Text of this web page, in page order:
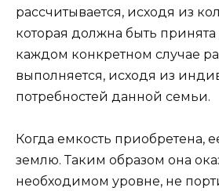
рассчитывается, исходя из
которая должна быть принята
каждом конкретном случае
выполняется, исходя из
потребностей данной семьи.
Когда емкость приобретена,
землю. Таким образом она
необходимом уровне, не